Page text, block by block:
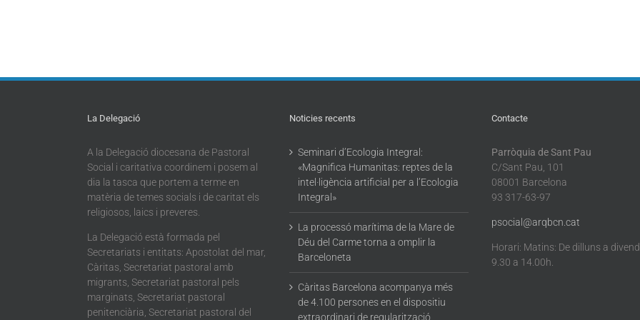
La Delegació
A la Delegació diocesana de Pastoral
Social i caritativa coordinem i posem al
dia la tasca que portem a terme en
matèria de temes socials i de caritat els
religiosos, laics i preveres.
La Delegació està formada pel
Secretariats i entitats: Apostolat del mar,
Càritas, Secretariat pastoral amb
migrants, Secretariat pastoral pels
marginats, Secretariat pastoral
penitenciària, Secretariat pastoral del
Noticies recents
Seminari d’Ecologia Integral:
«Magnifica Humanitas: reptes de la
intel·ligència artificial per a l’Ecologia
Integral»
La processó marítima de la Mare de
Déu del Carme torna a omplir la
Barceloneta
Càritas Barcelona acompanya més
de 4.100 persones en el dispositiu
extraordinari de regularització
Contacte
Parròquia de Sant Pau
C/Sant Pau, 101
08001 Barcelona
93 317-63-97
psocial@arqbcn.cat
Horari: Matins: De dilluns a
9.30 a 14.00h.